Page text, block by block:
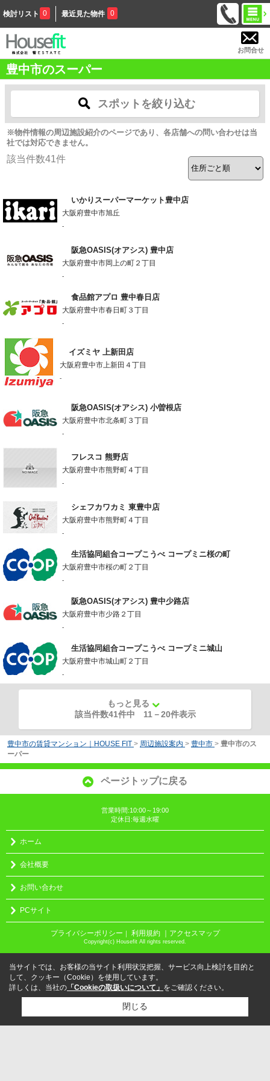
検討リスト 0 最近見た物件 0
お問合せ
豊中市のスーパー
スポットを絞り込む
※物件情報の周辺施設紹介のページであり、各店舗への問い合わせは当
社では対応できません。
該当件数41件
いかりスーパーマーケット豊中店
大阪府豊中市旭丘
-
阪急OASIS(オアシス) 豊中店
大阪府豊中市岡上の町２丁目
-
食品館アプロ 豊中春日店
大阪府豊中市春日町３丁目
-
イズミヤ 上新田店
大阪府豊中市上新田４丁目
-
阪急OASIS(オアシス) 小曽根店
大阪府豊中市北条町３丁目
-
フレスコ 熊野店
大阪府豊中市熊野町４丁目
-
シェフカワカミ 東豊中店
大阪府豊中市熊野町４丁目
-
生活協同組合コープこうべ コープミニ桜の町
大阪府豊中市桜の町２丁目
-
阪急OASIS(オアシス) 豊中少路店
大阪府豊中市少路２丁目
-
生活協同組合コープこうべ コープミニ城山
大阪府豊中市城山町２丁目
-
もっと見る
該当件数41件中 11 －20件表示
豊中市の賃貸マンション｜HOUSE FIT > 周辺施設案内 > 豊中市 > 豊中市のス
ーパー
ページトップに戻る
営業時間:10:00～19:00
定休日:毎週水曜
ホーム
会社概要
お問い合わせ
PCサイト
プライバシーポリシー ｜ 利用規約 ｜アクセスマップ
Copyright(c) Housefit All rights reserved.
当サイトでは、お客様の当サイト利用状況把握、サービス向上検討を目的と
して、クッキー（Cookie）を使用しています。
詳しくは、当社の 「Cookieの取扱いについて」 をご確認ください。
閉じる